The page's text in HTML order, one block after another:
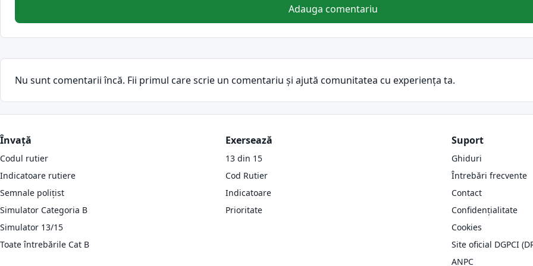
Adauga comentariu
Nu sunt comentarii încă. Fii primul care scrie un comentariu și ajută comunitatea cu experiența ta.
Învață
Codul rutier
Indicatoare rutiere
Semnale polițist
Simulator Categoria B
Simulator 13/15
Toate întrebările Cat B
Exersează
13 din 15
Cod Rutier
Indicatoare
Prioritate
Suport
Ghiduri
Întrebări frecvente
Contact
Confidențialitate
Cookies
Site oficial DGPCI
ANPC